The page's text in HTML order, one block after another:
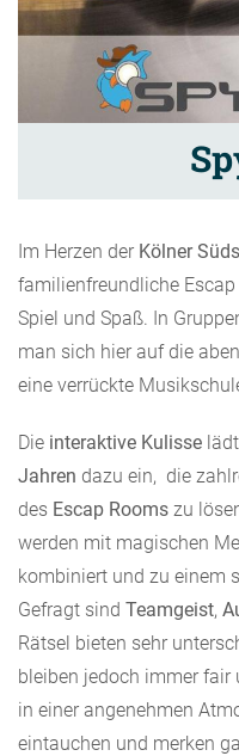
Im Herzen der Kölner
familienfreundliche Escap
Spiel und Spaß. In
man sich hier auf die
eine verrückte
Die interaktive Kulisse
Jahren dazu ein, die
des Escap Rooms zu
werden mit magischen
kombiniert und zu einem
Gefragt sind Teamgeist,
Rätsel bieten sehr
bleiben jedoch immer fair
in einer angenehmen
eintauchen und merken